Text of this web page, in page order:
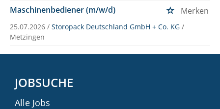
Maschinenbediener (m/w/d) Merken
25.07.2026 / Storopack Deutschland GmbH + Co. KG /
Metzingen
JOBSUCHE
Alle Jobs